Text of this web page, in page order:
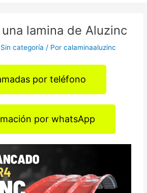
lamina de Aluzinc
Sin categoría / Porcalaminaaluzinc
por teléfono
por whatsApp